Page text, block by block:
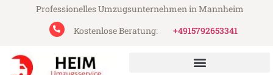
Professionelles Umzugsunternehmen in Mannheim
Kostenlose Beratung:
+4915792653341